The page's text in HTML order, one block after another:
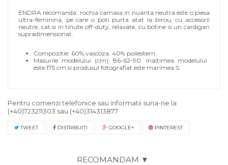
ENDRA recomanda: rochia camasa in nuanta neutra este o piesa
ultra-feminina, pe care o poti purta atat la birou, cu accesorii
neutre, cat si in tinute off-duty, relaxate, cu botine si un cardigan
supradimensionat.
Compozitie: 60% vascoza, 40% poliestern
Masurile modelului (cm): 86-62-90. Inaltimea modelului
este 175 cm si produsul fotografiat este marimea S.
Pentru comenzi telefonice sau informatii suna-ne la
(+40)723211303 sau (+40)314313877
TWEET DISTRIBUIŢI GOOGLE+ PINTEREST
RECOMANDAM ▼